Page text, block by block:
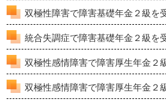
双極性障害で障害基礎年金２級を
統合失調症で障害基礎年金２級を
双極性感情障害で障害厚生年金２
双極性感情障害で障害厚生年金２